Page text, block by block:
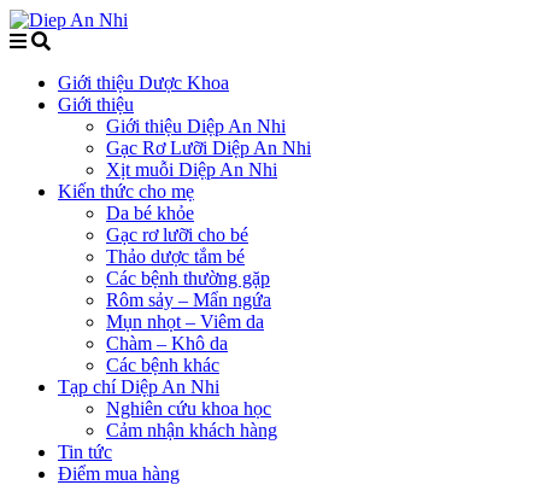
Giới thiệu Dược Khoa
Giới thiệu
Giới thiệu Diệp An Nhi
Gạc Rơ Lưỡi Diệp An Nhi
Xịt muỗi Diệp An Nhi
Kiến thức cho mẹ
Da bé khỏe
Gạc rơ lưỡi cho bé
Thảo dược tắm bé
Các bệnh thường gặp
Rôm sảy – Mẩn ngứa
Mụn nhọt – Viêm da
Chàm – Khô da
Các bệnh khác
Tạp chí Diệp An Nhi
Nghiên cứu khoa học
Cảm nhận khách hàng
Tin tức
Điểm mua hàng